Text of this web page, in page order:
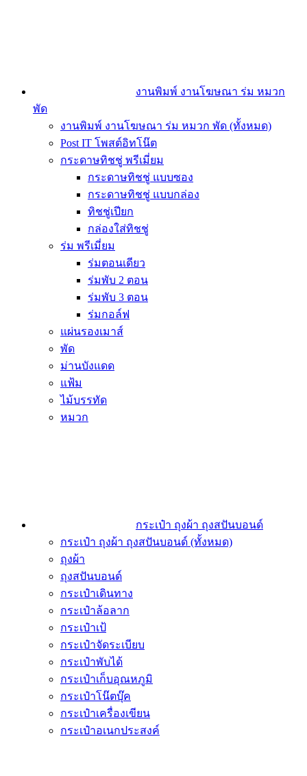
งานพิมพ์ งานโฆษณา ร่ม หมวก
พัด
งานพิมพ์ งานโฆษณา ร่ม หมวก พัด (ทั้งหมด)
Post IT โพสต์อิทโน๊ต
กระดาษทิชชู่ พรีเมี่ยม
กระดาษทิชชู่ แบบซอง
กระดาษทิชชู่ แบบกล่อง
ทิชชู่เปียก
กล่องใส่ทิชชู่
ร่ม พรีเมี่ยม
ร่มตอนเดียว
ร่มพับ 2 ตอน
ร่มพับ 3 ตอน
ร่มกอล์ฟ
แผ่นรองเมาส์
พัด
ม่านบังแดด
แฟ้ม
ไม้บรรทัด
หมวก
กระเป๋า ถุงผ้า ถุงสปันบอนด์
กระเป๋า ถุงผ้า ถุงสปันบอนด์ (ทั้งหมด)
ถุงผ้า
ถุงสปันบอนด์
กระเป๋าเดินทาง
กระเป๋าล้อลาก
กระเป๋าเป้
กระเป๋าจัดระเบียบ
กระเป๋าพับได้
กระเป๋าเก็บอุณหภูมิ
กระเป๋าโน๊ตบุ๊ค
กระเป๋าเครื่องเขียน
กระเป๋าอเนกประสงค์